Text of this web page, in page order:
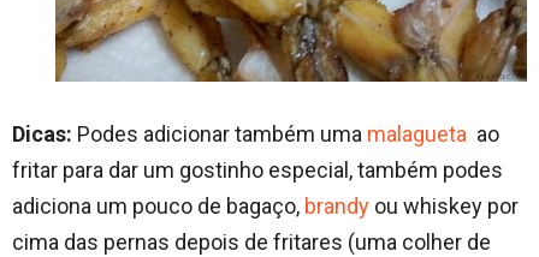
Dicas: Podes adicionar também uma malagueta ao
fritar para dar um gostinho especial, também podes
adiciona um pouco de bagaço, brandy ou whiskey por
cima das pernas depois de fritares (uma colher de